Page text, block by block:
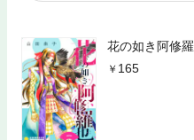
花の如き阿修
165